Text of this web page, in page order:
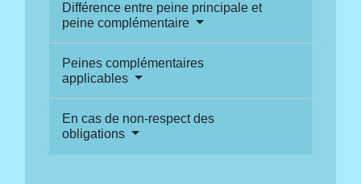
Différence entre peine principale et
peine complémentaire
Peines complémentaires
applicables
En cas de non-respect des
obligations